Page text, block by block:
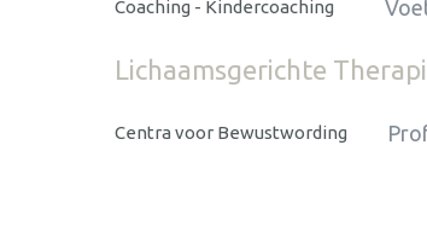
Coaching - Kindercoaching
Lichaamsgerichte
Centra voor Bewustwording